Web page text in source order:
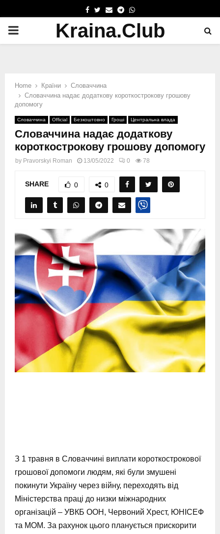
FACEBOOK
TWITTER
EMAILTELEGRAM
WHATSAPP
PRIMARYKraina.Club
Home Країни
Словаччина
Словаччина надає додаткову короткострокову грошову
допомогу
Словаччина Official Безкоштовно Гроші Центральна влада
Словаччина надає додаткову
короткострокову грошову допомогу
by Pravorskyi Roman 13/05/2022 0 78
SHARE 0 0
З 1 травня в Словаччині виплати короткострокової
грошової допомоги людям, які були змушені
покинути Україну через війну, переходять від
Міністерства праці до низки міжнародних
організацій – УВКБ ООН, Червоний Хрест, ЮНІСЕФ
та МОМ. За рахунок цього планується прискорити